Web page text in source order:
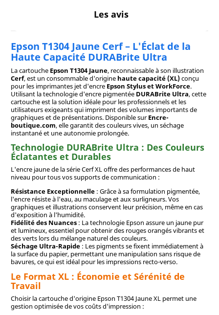
Les avis
Epson T1304 Jaune Cerf – L'Éclat de la
Haute Capacité DURABrite Ultra
La cartouche Epson T1304 Jaune, reconnaissable à son illustration
Cerf, est un consommable d'origine haute capacité (XL)conçu
pour les imprimantes jet d'encre Epson Stylus et WorkForce.
Utilisant la technologie d'encre pigmentée DURABrite Ultra, cette
cartouche est la solution idéale pour les professionnels et les
utilisateurs exigeants qui impriment des volumes importants de
graphiques et de présentations. Disponible surEncre-
boutique.com, elle garantit des couleurs vives, un séchage
instantané et une autonomie prolongée.
Technologie DURABrite Ultra : Des Couleurs
Éclatantes et Durables
L'encre jaune de la série Cerf XL offre des performances de haut
niveau pour tous vos supports de communication :
Résistance Exceptionnelle: Grâce à sa formulation pigmentée,
l'encre résiste à l'eau, au maculage et aux surligneurs. Vos
graphiques et illustrations conservent leur précision, même en cas
d'exposition à l'humidité.
Fidélité des Nuances: La technologie Epson assure un jaune pur
et lumineux, essentiel pour obtenir des rouges orangés vibrants et
des verts lors du mélange naturel des couleurs.
Séchage Ultra-Rapide: Les pigments se fixent immédiatement à
la surface du papier, permettant une manipulation sans risque de
bavures, ce qui est idéal pour les impressions recto-verso.
Le Format XL : Économie et Sérénité de
Travail
Choisir la cartouche d'origine Epson T1304 Jaune XL permet une
gestion optimisée de vos coûts d'impression :